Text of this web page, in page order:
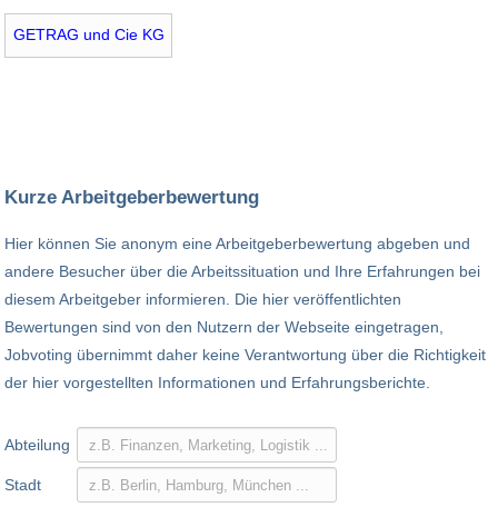
GETRAG und Cie KG
Kurze Arbeitgeberbewertung
Hier können Sie anonym eine Arbeitgeberbewertung abgeben und
andere Besucher über die Arbeitssituation und Ihre Erfahrungen bei
diesem Arbeitgeber informieren. Die hier veröffentlichten
Bewertungen sind von den Nutzern der Webseite eingetragen,
Jobvoting übernimmt daher keine Verantwortung über die Richtigkeit
der hier vorgestellten Informationen und Erfahrungsberichte.
Abteilung
Stadt